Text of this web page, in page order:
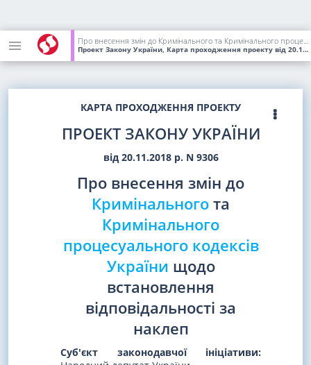
Про внесення змін до Кримінального та Кримінального процесуального кодексів України щодо встановлення відповідальності за наклеп
Проект Закону України, Карта проходження проекту від 20.11.2018
КАРТА ПРОХОДЖЕННЯ ПРОЕКТУ
ПРОЕКТ ЗАКОНУ УКРАЇНИ
від 20.11.2018 р. N 9306
Про внесення змін до
Кримінального та
Кримінального
процесуального кодексів
України щодо
встановлення
відповідальності за
наклеп
Суб'єкт законодавчої ініціативи: